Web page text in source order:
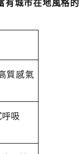
有城市在地風格的
質感氣
吸